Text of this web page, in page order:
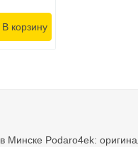
В корзину
Минске Podaro4ek: